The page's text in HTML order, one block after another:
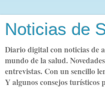
Noticias de
Diario digital con noticias de
mundo de la salud.
entrevistas. Con un sencillo
Y algunos consejos turísticos